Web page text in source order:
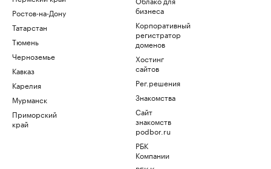
Ростов-на-Дону
Татарстан
Тюмень
Черноземье
Кавказ
Карелия
Мурманск
Приморский
край
бизнеса
Корпоративный
регистратор
доменов
Хостинг
сайтов
Рег.решения
Знакомства
Сайт
знакомств
podbor.ru
РБК
Компании